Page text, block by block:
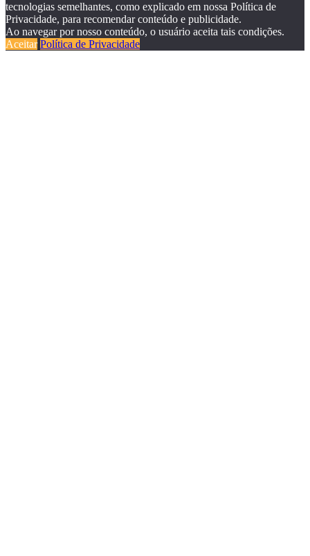
tecnologias semelhantes, como explicado em nossa Política de
Privacidade, para recomendar conteúdo e publicidade.
Ao navegar por nosso conteúdo, o usuário aceita tais condições.
Aceitar Política de Privacidade